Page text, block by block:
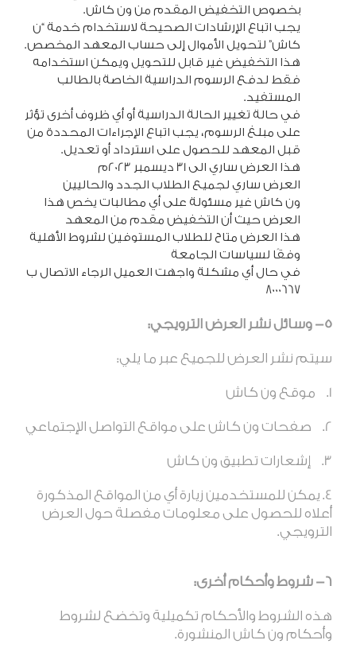
بخصوص التخفيض المقدم من ون كاش.
يجب اتباع الإرشادات الصحيحة لاستخدام خدمة “ن
كاش” لتحويل الأموال إلى حساب المعهد المخصص.
هذا التخفيض غير قابل للتحويل ويمكن استخدامه
فقط لدفع الرسوم الدراسية الخاصة بالطالب
المستفيد.
في حالة تغيير الحالة الدراسية أو أي ظروف أخرى تؤثر
على مبلغ الرسوم، يجب اتباع الإجراءات المحددة من
قبل المعهد للحصول على استرداد أو تعديل.
هذا العرض ساري الى 31 ديسمبر 2023م
العرض ساري لجميع الطلاب الجدد والحاليين
ون كاش غير مسئولة على أي مطالبات يخص هذا
العرض حيث أن التخفيض مقدم من المعهد
هذا العرض متاح للطلاب المستوفين لشروط الأهلية
وفقًا لسياسات الجامعة
في حال أي مشكلة واجهت العميل الرجاء الاتصال ب
8000667
5- وسائل نشر العرض الترويجي:
سيتم نشر العرض للجميع عبر ما يلي:
موقع ون كاش
صفحات ون كاش على مواقع التواصل الإجتماعي
إشعارات تطبيق ون كاش
يمكن للمستخدمين زيارة أي من المواقع المذكورة
أعلاه للحصول على معلومات مفصلة حول العرض
الترويجي.
6- شروط وأحكام أخرى:
هذه الشروط والأحكام تكميلية وتخضع لشروط
وأحكام ون كاش المنشورة.